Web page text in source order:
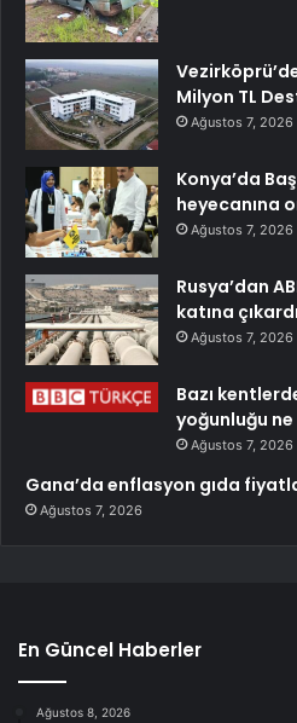
Milyon TL
Ağustos 7, 2026
Konya’da
heyecanına
Ağustos 7, 2026
Rusya’dan
katına
Ağustos 7, 2026
Bazı
yoğunluğu
Ağustos 7, 2026
Gana’da enflasyon gıda
Ağustos 7, 2026
En Güncel Haberler
Ağustos 8, 2026